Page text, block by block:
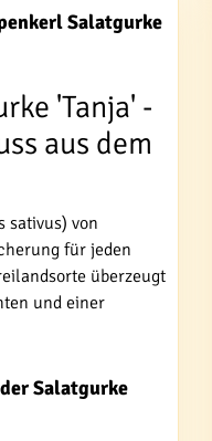
Salatgurke
'Tanja' -
aus dem
sativus) von
für jeden
überzeugt
und einer
Salatgurke